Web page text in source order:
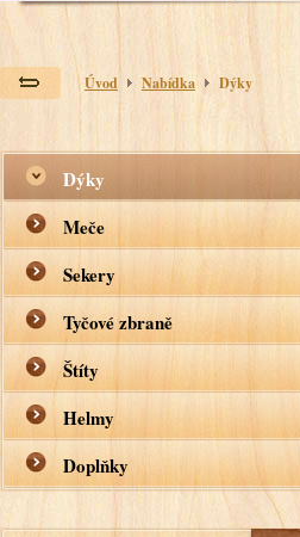
Úvod Nabídka Dýky
Dýky
Meče
Sekery
Tyčové zbraně
Štíty
Helmy
Doplňky